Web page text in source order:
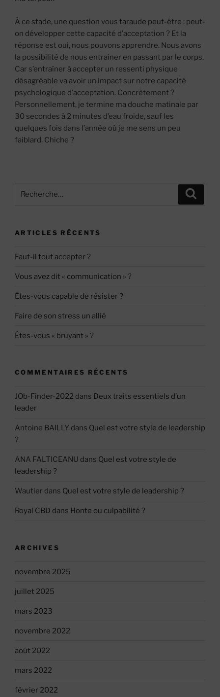
À ce stade, une question vous taraude peut-être : peut-
on développer cette capacité d’acceptation ? Et la
réponse est oui, nous pouvons apprendre. Nous avons
la possibilité de nous entrainer en passant par le corps.
Car s’entraîner à accepter un ressenti physique
désagréable va avoir un impact sur notre capacité
psychologique d’acceptation. Concrètement ?
Personnellement, je termine ma douche matinale par
30 secondes à 2 minutes d’eau froide, sauf les
quelques fois dans l’année où je me sens un peu
faiblard. Chiche ?
ARTICLES RÉCENTS
Faut-il tout accepter ?
Vous avez dit « communication » ?
Êtes-vous capable de résister ?
Faire de son stress un allié
Êtes-vous « bruyant » ?
COMMENTAIRES RÉCENTS
JOb-Finder-2022 dans Deux traits essentiels d’un
leader
Antoine BAILLY dans Quel est votre style de leadership
?
ANA FALTICEANU dans Quel est votre style de
leadership ?
Wautier dans Quel est votre style de leadership ?
Royal CBD dans Honte ou culpabilité ?
ARCHIVES
novembre 2025
juillet 2025
mars 2023
novembre 2022
août 2022
mars 2022
février 2022